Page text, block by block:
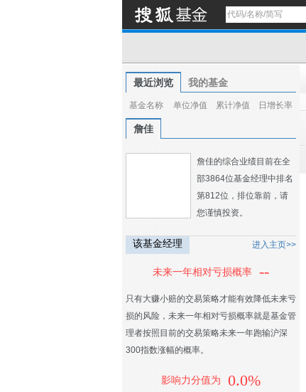
最近浏览 我的基金
基金名称 单位净值 累计净值 日增长率
詹佳
詹佳的综合业绩目前在全
部3864位基金经理中排名
第812位，排位靠前，请
您谨慎投资。
该基金经理 进入主页>>
未来一年相对亏损概率 --
只有大赚小赔的交易策略才能有效降低未来亏
损的风险，未来一年相对亏损概率就是基金管
理者按照目前的交易策略未来一年跑输沪深
300指数涨幅的概率。
影响力分值为 0.0%